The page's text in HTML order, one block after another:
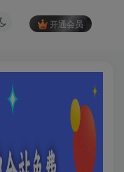
开通会员